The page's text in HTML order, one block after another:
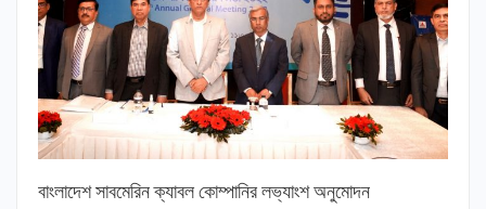
বাংলাদেশ সাবমেরিন ক্যাবল কোম্পানির লভ্যাংশ অনুমোদন